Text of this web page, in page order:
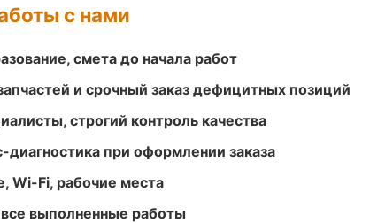
с нами
смета до начала работ
и срочный заказ дефицитных позиций
строгий контроль качества
диагностика при оформлении заказа
Wi-Fi, рабочие места
все выполненные работы